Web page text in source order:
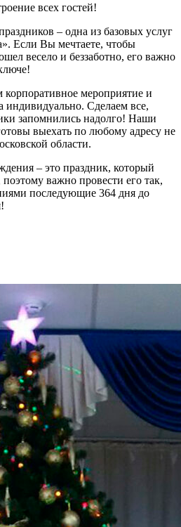
всех гостей!
– одна из базовых услуг
Если Вы мечтаете, чтобы
весело и беззаботно, его важно
мероприятие и
индивидуально. Сделаем все,
запомнились надолго! Наши
выехать по любому адресу не
области.
– это праздник, который
поэтому важно провести его так,
последующие 364 дня до